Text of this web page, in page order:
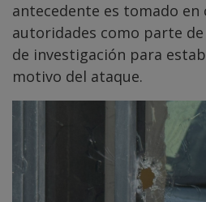
antecedente es tomado en
autoridades como parte
de investigación para
motivo del ataque.